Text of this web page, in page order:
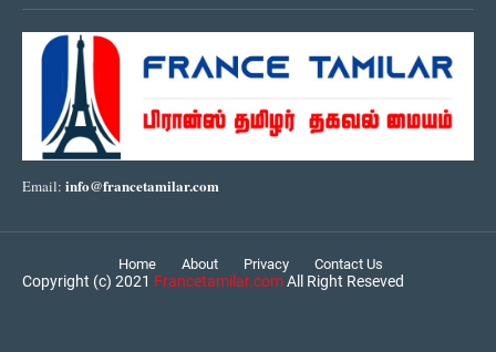
Email: info@francetamilar.com
Home About Privacy Contact Us
Copyright (c) 2021 Francetamilar.comAll Right Reseved